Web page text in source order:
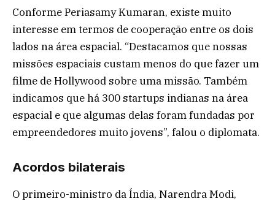
Conforme Periasamy Kumaran, existe muito
interesse em termos de cooperação entre os dois
lados na área espacial. “Destacamos que nossas
missões espaciais custam menos do que fazer um
filme de Hollywood sobre uma missão. Também
indicamos que há 300 startups indianas na área
espacial e que algumas delas foram fundadas por
empreendedores muito jovens”, falou o diplomata.
Acordos bilaterais
O primeiro-ministro da Índia, Narendra Modi,